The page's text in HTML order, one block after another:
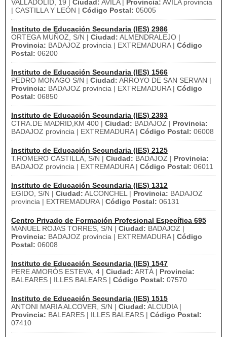
VALLADOLID, 19 | Ciudad: AVILA | Provincia: AVILA provincia
| CASTILLA Y LEÓN | Código Postal: 05005
Instituto de Educación Secundaria (IES) 2986
ORTEGA MUÑOZ, S/N | Ciudad: ALMENDRALEJO |
Provincia: BADAJOZ provincia | EXTREMADURA | Código
Postal: 06200
Instituto de Educación Secundaria (IES) 1566
PEDRO MONAGO S/N | Ciudad: ARROYO DE SAN SERVAN |
Provincia: BADAJOZ provincia | EXTREMADURA | Código
Postal: 06850
Instituto de Educación Secundaria (IES) 2393
CTRA.DE MADRID,KM 400 | Ciudad: BADAJOZ | Provincia:
BADAJOZ provincia | EXTREMADURA | Código Postal: 06008
Instituto de Educación Secundaria (IES) 2125
T.ROMERO CASTILLA, S/N | Ciudad: BADAJOZ | Provincia:
BADAJOZ provincia | EXTREMADURA | Código Postal: 06011
Instituto de Educación Secundaria (IES) 1312
EGIDO, S/N | Ciudad: ALCONCHEL | Provincia: BADAJOZ
provincia | EXTREMADURA | Código Postal: 06131
Centro Privado de Formación Profesional Específica 695
MANUEL ROJAS TORRES, S/N | Ciudad: BADAJOZ |
Provincia: BADAJOZ provincia | EXTREMADURA | Código
Postal: 06008
Instituto de Educación Secundaria (IES) 1547
PERE AMORÓS ESTEVA, 4 | Ciudad: ARTÀ | Provincia:
BALEARES | ILLES BALEARS | Código Postal: 07570
Instituto de Educación Secundaria (IES) 1515
ANTONI MARIA ALCOVER, S/N | Ciudad: ALCUDIA |
Provincia: BALEARES | ILLES BALEARS | Código Postal:
07410